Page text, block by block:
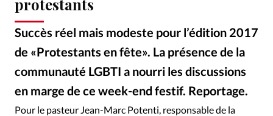
Faire un don
Emploi
Se connecter
Édition: Internationale
Devise:
protestants
Succès réel mais modeste pour l’édition 2017
de «Protestants en fête». La présence de la
communauté LGBTI a nourri les discussions
en marge de ce week-end festif. Reportage.
©DR
Pour le pasteur Jean-Marc Potenti, responsable de la